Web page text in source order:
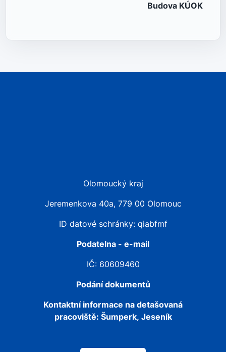
Budova KÚOK
Olomoucký kraj
Jeremenkova 40a, 779 00 Olomouc
ID datové schránky: qiabfmf
Podatelna - e-mail
IČ: 60609460
Podání dokumentů
Kontaktní informace na detašovaná
pracoviště: Šumperk, Jeseník